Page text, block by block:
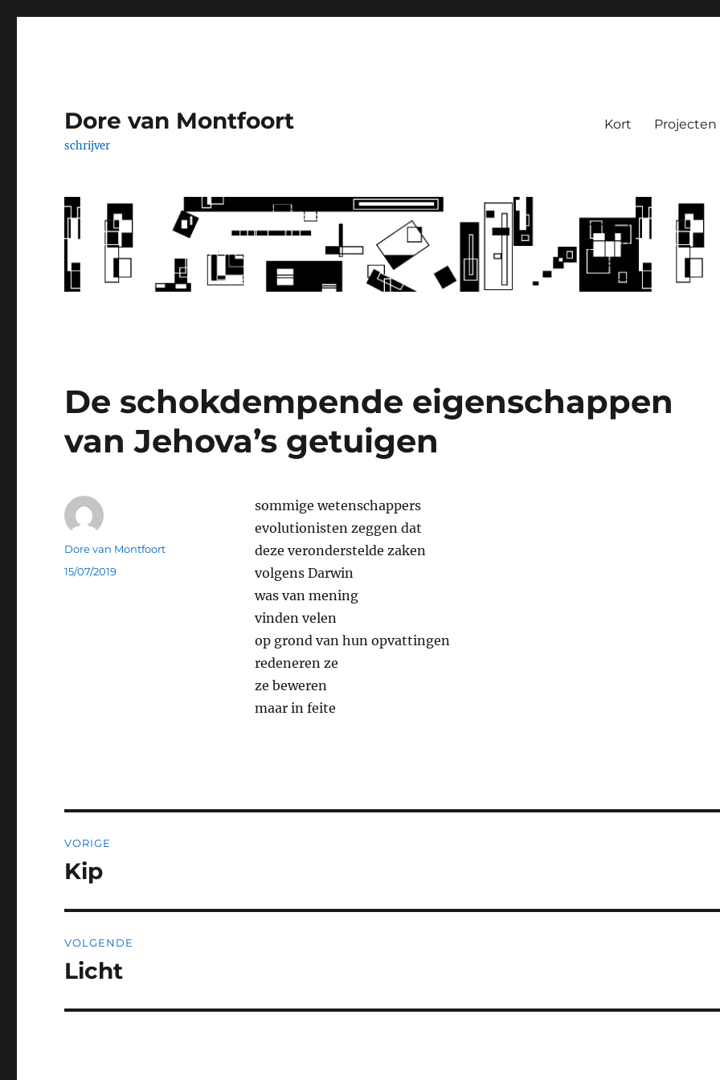
Dore van Montfoort
schrijver
Kort Projecten
De schokdempende eigenschappen
van Jehova’s getuigen
sommige wetenschappers
evolutionisten zeggen dat
deze veronderstelde zaken
volgens Darwin
was van mening
vinden velen
op grond van hun opvattingen
redeneren ze
ze beweren
maar in feite
Auteur
Dore van Montfoort
Geplaatst
15/07/2019
navigatie
VORIGE
Vorig
Kip
VOLGENDE
Volgend
Licht